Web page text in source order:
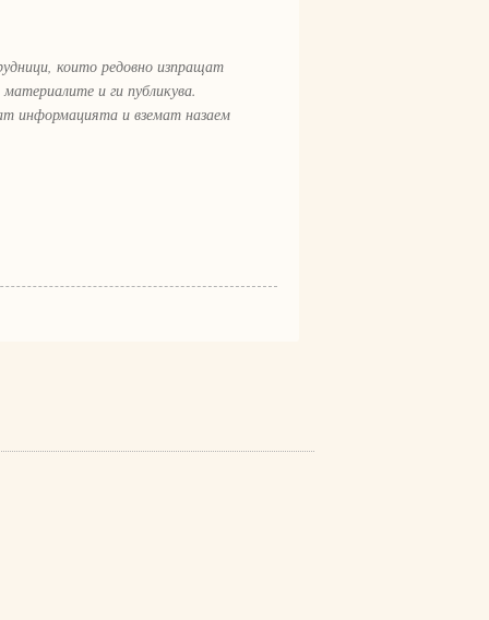
които редовно изпращат
и ги публикува.
информацията и вземат назаем